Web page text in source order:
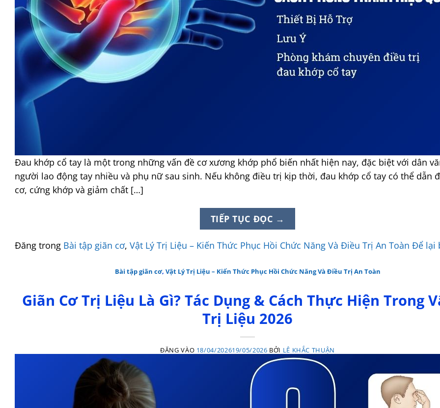
Đau khớp cổ tay là một trong những vấn đề cơ xương khớp phổ biến nhất hiện nay, đặc biệt với dân
người lao động tay nhiều và phụ nữ sau sinh. Nếu không điều trị kịp thời, đau khớp cổ tay có thể dẫn
cơ, cứng khớp và giảm chất […]
TIẾP TỤC ĐỌC →
Đăng trong Bài tập giãn cơ, Vật Lý Trị Liệu – Kiến Thức Phục Hồi Chức Năng Và Điều Trị An Toàn Để lại
Bài tập giãn cơ, Vật Lý Trị Liệu – Kiến Thức Phục Hồi Chức Năng Và Điều Trị An Toàn
Giãn Cơ Trị Liệu Là Gì? Tác Dụng & Cách Thực Hiện Trong
Trị Liệu 2026
ĐĂNG VÀO 18/04/202619/05/2026 BỞI LÊ KHẮC THUẬN